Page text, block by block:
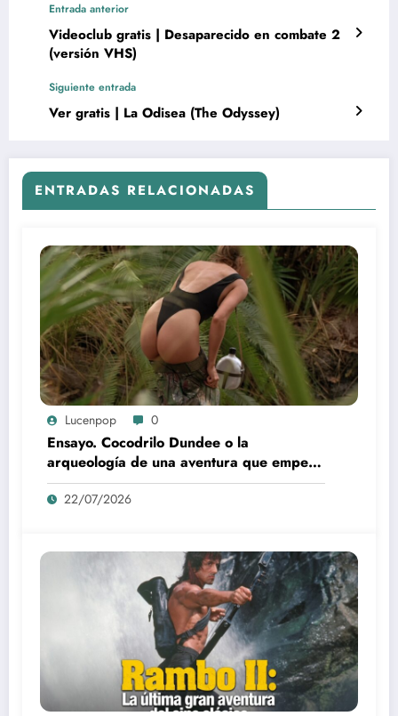
Entrada anterior
Videoclub gratis | Desaparecido en combate 2
(versión VHS)
Siguiente entrada
Ver gratis | La Odisea (The Odyssey)
ENTRADAS RELACIONADAS
Lucenpop 0
Ensayo. Cocodrilo Dundee o la
arqueología de una aventura que empezó
como una rareza y terminó convertida en
reliquia
22/07/2026